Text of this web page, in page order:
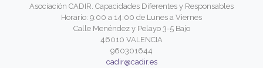
Asociación CADIR. Capacidades Diferentes y Responsables
Horario: 9:00 a 14:00 de Lunes a Viernes
Calle Menéndez y Pelayo 3-5 Bajo
46010 VALENCIA
960301644
cadir@cadir.es